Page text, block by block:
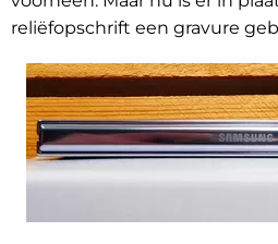
reliëfopschrift een gravure